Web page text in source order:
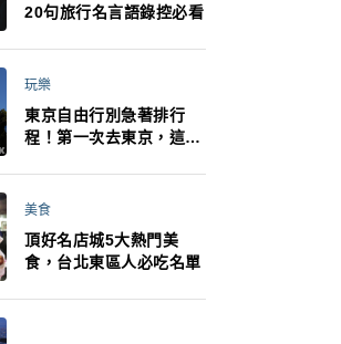
20句旅行名言語錄控必看
玩樂
東京自由行別急著排行
程！第一次去東京，這10
美食
頂好名店城5大熱門美
食，台北東區人必吃名單